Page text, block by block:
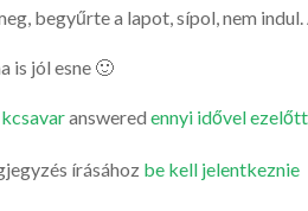
begyűrte a lapot, sípol, nem
is jól esne 🙂
kcsavaranswered ennyi idővel
írásához be kell jelentkeznie